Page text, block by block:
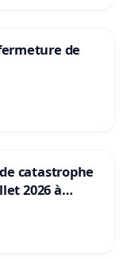
de
catastrophe
2026 à